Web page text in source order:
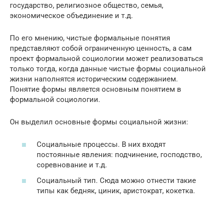
государство, религиозное общество, семья,
экономическое объединение и т.д.
По его мнению, чистые формальные понятия
представляют собой ограниченную ценность, а сам
проект формальной социологии может реализоваться
только тогда, когда данные чистые формы социальной
жизни наполнятся историческим содержанием.
Понятие формы является основным понятием в
формальной социологии.
Он выделил основные формы социальной жизни:
Социальные процессы. В них входят
постоянные явления: подчинение, господство,
соревнование и т.д.
Социальный тип. Сюда можно отнести такие
типы как бедняк, циник, аристократ, кокетка.